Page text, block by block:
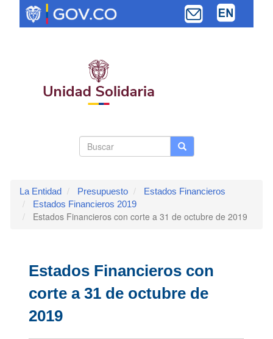
contenido
Buscar Buscar
La Entidad Presupuesto
Estados Financieros
Estados Financieros 2019
Estados Financieros con corte a 31 de octubre de 2019
Estados Financieros con
corte a 31 de octubre de
2019